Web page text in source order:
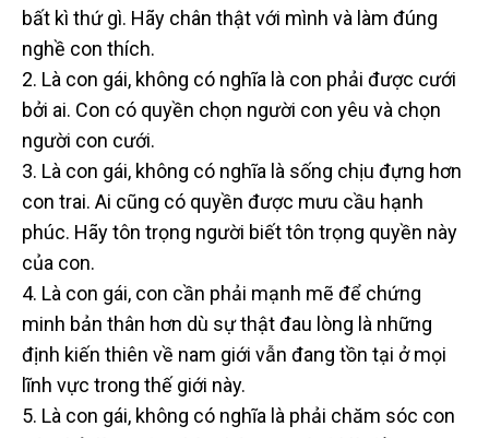
bất kì thứ gì. Hãy chân thật với mình và làm đúng
nghề con thích.
2. Là con gái, không có nghĩa là con phải được cưới
bởi ai. Con có quyền chọn người con yêu và chọn
người con cưới.
3. Là con gái, không có nghĩa là sống chịu đựng hơn
con trai. Ai cũng có quyền được mưu cầu hạnh
phúc. Hãy tôn trọng người biết tôn trọng quyền này
của con.
4. Là con gái, con cần phải mạnh mẽ để chứng
minh bản thân hơn dù sự thật đau lòng là những
định kiến thiên về nam giới vẫn đang tồn tại ở mọi
lĩnh vực trong thế giới này.
5. Là con gái, không có nghĩa là phải chăm sóc con